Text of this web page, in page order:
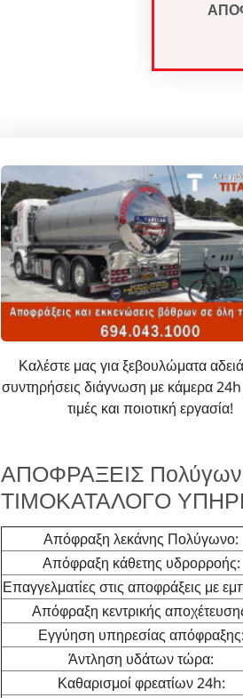
Καλέστε μας για ξεβουλώματα
συντηρήσεις διάγνωση με κάμερα 24h
τιμές και ποιοτική εργασία!
ΑΠΟΦΡΑΞΕΙΣ
ΤΙΜΟΚΑΤΑΛΟΓΟ
Απόφραξη λεκάνης Πολύγωνο:
Απόφραξη κάθετης υδρορροής:
Επαγγελματίες στις αποφράξεις με
Απόφραξη κεντρικής
Εγγύηση υπηρεσίας απόφραξης:
Άντληση υδάτων τώρα:
Καθαρισμοί φρεατίων 24h: